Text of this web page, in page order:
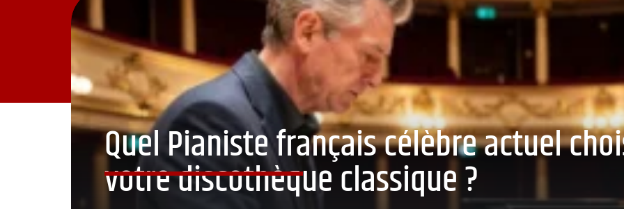
Quel Pianiste français célèbre actuel
votre discothèque classique ?